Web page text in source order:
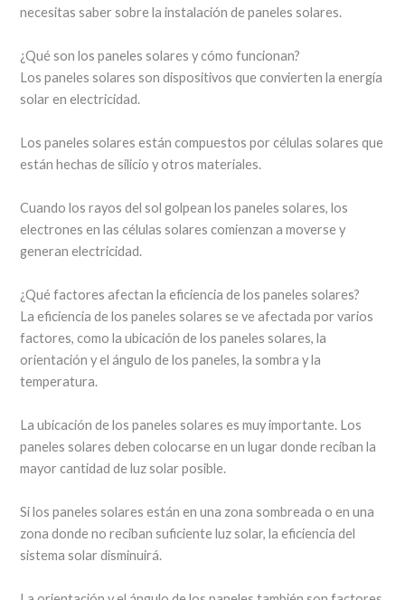
necesitas saber sobre la instalación de paneles solares.
¿Qué son los paneles solares y cómo funcionan?
Los paneles solares son dispositivos que convierten la energía
solar en electricidad.
Los paneles solares están compuestos por células solares que
están hechas de silicio y otros materiales.
Cuando los rayos del sol golpean los paneles solares, los
electrones en las células solares comienzan a moverse y
generan electricidad.
¿Qué factores afectan la eficiencia de los paneles solares?
La eficiencia de los paneles solares se ve afectada por varios
factores, como la ubicación de los paneles solares, la
orientación y el ángulo de los paneles, la sombra y la
temperatura.
La ubicación de los paneles solares es muy importante. Los
paneles solares deben colocarse en un lugar donde reciban la
mayor cantidad de luz solar posible.
Si los paneles solares están en una zona sombreada o en una
zona donde no reciban suficiente luz solar, la eficiencia del
sistema solar disminuirá.